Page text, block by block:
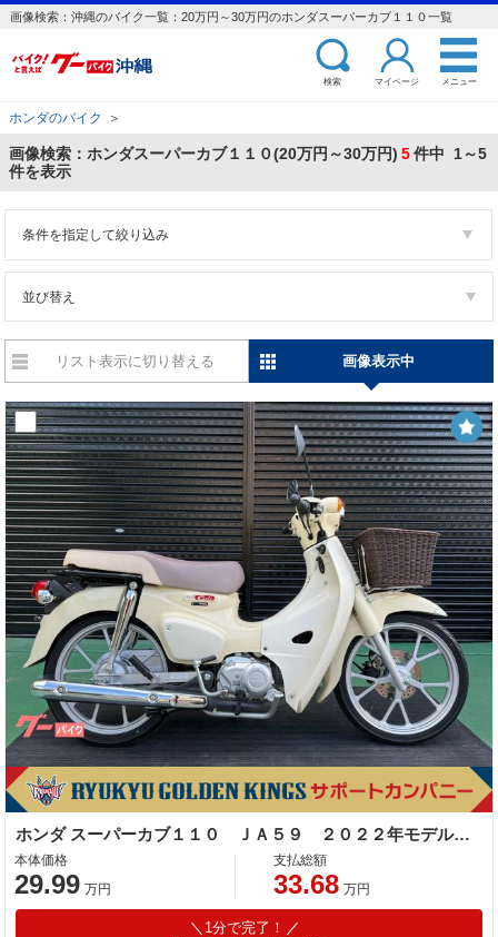
画像検索：沖縄のバイク一覧：20万円～30万円のホンダスーパーカブ１１０一覧
検索 マイページ メニュー
ホンダのバイク ＞
画像検索：ホンダスーパーカブ１１０(20万円～30万円) 5件中 1～5
件を表示
条件を指定して絞り込み
並び替え
リスト表示に切り替える 画像表示中
ホンダ スーパーカブ１１０ ＪＡ５９ ２０２２年モデル フロントバスケット タンデムシート バージンベージュ
本体価格
29.99 万円
支払総額
33.68 万円
1分で完了！